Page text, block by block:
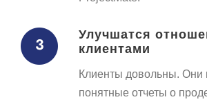
Улучшатся
клиентами
Клиенты довольны. Они
понятные отчеты о